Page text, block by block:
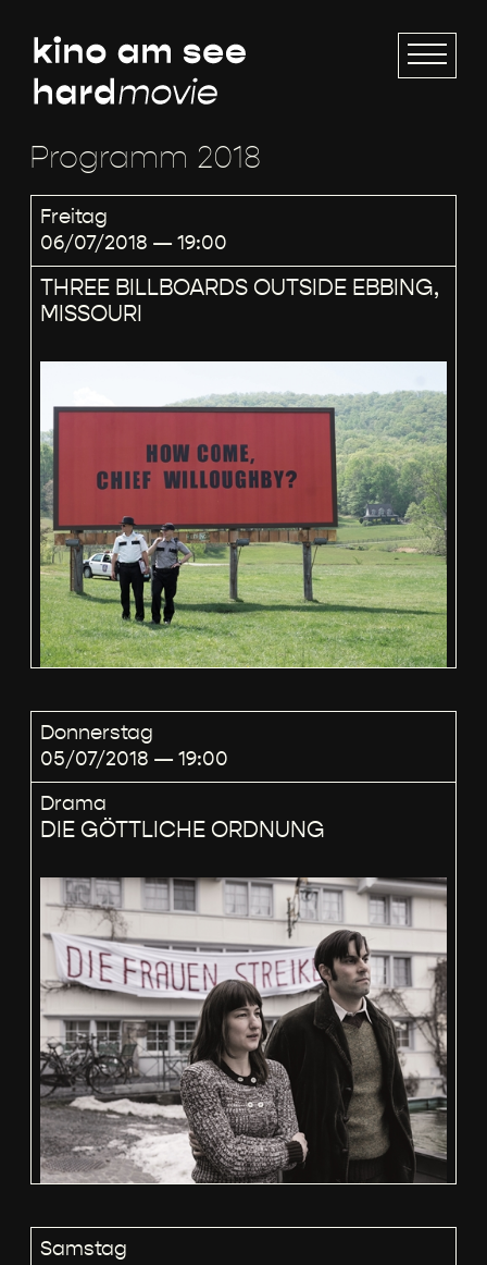
Programm 2018
Freitag
06/07/2018 — 19:00
THREE BILLBOARDS OUTSIDE EBBING,
MISSOURI
Donnerstag
05/07/2018 — 19:00
Drama
DIE GÖTTLICHE ORDNUNG
Samstag